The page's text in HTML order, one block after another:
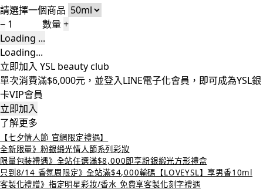
請選擇一個商品
−
數量+
Loading ...
Loading...
立即加入 YSL beauty club
單次消費滿$6,000元，並登入LINE電子化會員，即可成為YSL銀
卡VIP會員
立即加入
了解更多
【七夕情人節 官網限定禮遇】
全新限量》粉銀緞光情人節系列彩妝
限量包裝禮遇》全站任選滿$8,000即享粉銀緞光方形禮盒
只到8/14 香氛周限定》全站滿$4,000輸碼【LOVEYSL】享男香10ml
客製化禮贈》指定明星彩妝/香水 免費享客製化刻字禮遇